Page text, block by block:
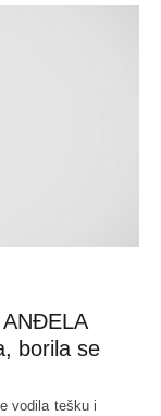
borila se
vodila tešku i